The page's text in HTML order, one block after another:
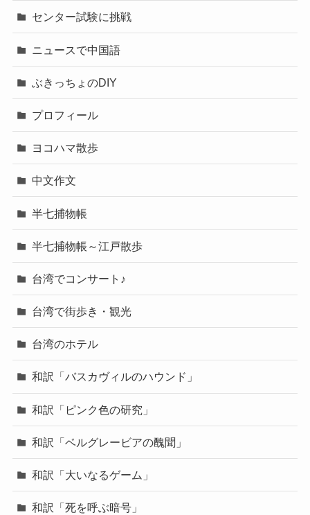
センター試験に挑戦
ニュースで中国語
ぶきっちょのDIY
プロフィール
ヨコハマ散歩
中文作文
半七捕物帳
半七捕物帳～江戸散歩
台湾でコンサート♪
台湾で街歩き・観光
台湾のホテル
和訳「バスカヴィルのハウンド」
和訳「ピンク色の研究」
和訳「ベルグレービアの醜聞」
和訳「大いなるゲーム」
和訳「死を呼ぶ暗号」